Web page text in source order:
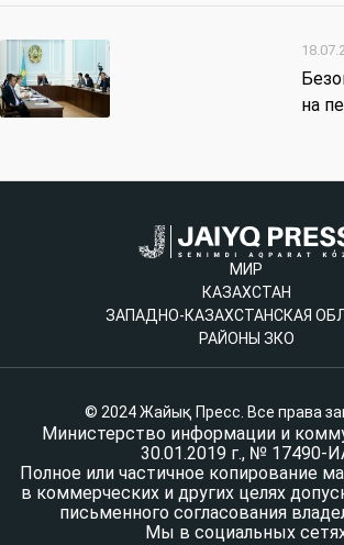
на
МИР
КАЗАХСТАН
ЗАПАДНО-КАЗАХСТАНСКАЯ
РАЙОНЫ ЗКО
© 2024 Жайық Пресс. Все права
Министерство информации и
30.01.2019 г., № 17490-
Полное или частичное копирование
в коммерческих и других целях
письменного согласования
Мы в социальных